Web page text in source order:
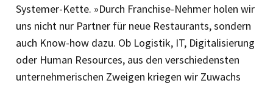
Systemer-Kette. »Durch Franchise-Nehmer holen wir
uns nicht nur Partner für neue Restaurants, sondern
auch Know-how dazu. Ob Logistik, IT, Digitalisierung
oder Human Resources, aus den verschiedensten
unternehmerischen Zweigen kriegen wir Zuwachs